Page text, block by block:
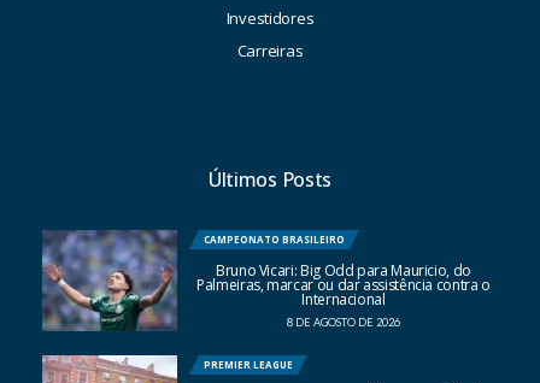
Investidores
Carreiras
Últimos Posts
CAMPEONATO BRASILEIRO
Bruno Vicari: Big Odd para Mauricio, do
Palmeiras, marcar ou dar assistência contra o
Internacional
8 DE AGOSTO DE 2026
PREMIER LEAGUE